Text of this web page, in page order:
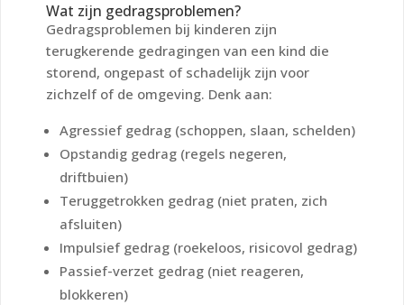
Wat zijn gedragsproblemen?
Gedragsproblemen bij kinderen zijn
terugkerende gedragingen van een kind die
storend, ongepast of schadelijk zijn voor
zichzelf of de omgeving. Denk aan:
Agressief gedrag (schoppen, slaan, schelden)
Opstandig gedrag (regels negeren,
driftbuien)
Teruggetrokken gedrag (niet praten, zich
afsluiten)
Impulsief gedrag (roekeloos, risicovol gedrag)
Passief-verzet gedrag (niet reageren,
blokkeren)